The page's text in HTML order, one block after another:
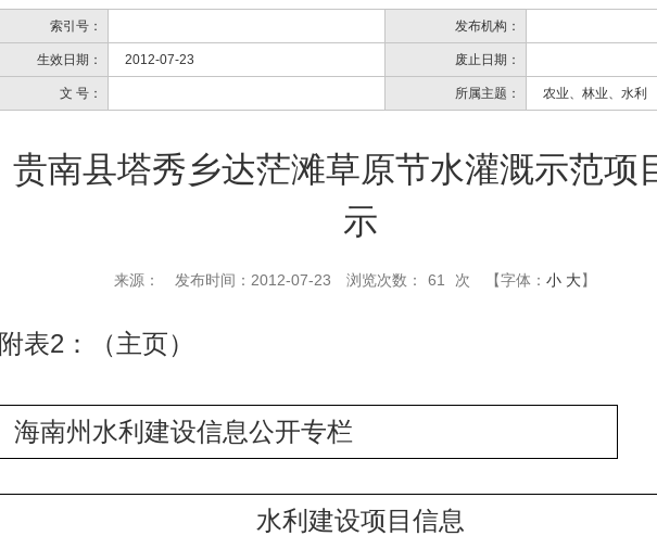
索引号： 发布机构：
生效日期： 2012-07-23 废止日期：
文 号： 所属主题： 农业、林业、水利
贵南县塔秀乡达茫滩草原节水灌溉示范项
示
来源： 发布时间：2012-07-23 浏览次数： 61 次 【字体： 小 大】
附表2：（主页）
海南州水利建设信息公开专栏
水利建设项目信息